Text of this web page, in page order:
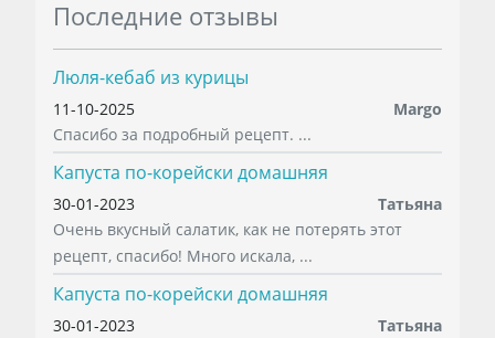
Последние отзывы
Люля-кебаб из курицы
11-10-2025
Margo
Спасибо за подробный рецепт. ...
Капуста по-корейски домашняя
30-01-2023
Татьяна
Очень вкусный салатик, как не потерять этот
рецепт, спасибо! Много искала, ...
Капуста по-корейски домашняя
30-01-2023
Татьяна